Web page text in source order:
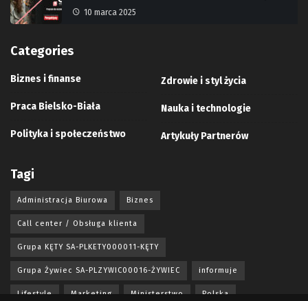
10 marca 2025
Categories
Biznes i finanse
Praca Bielsko-Biała
Polityka i społeczeństwo
Zdrowie i styl życia
Nauka i technologie
Artykuły Partnerów
Tagi
Administracja Biurowa Biznes
Call center / Obsługa klienta
Grupa KĘTY SA-PLKETY000011-KĘTY
Grupa Żywiec SA-PLZYWIC00016-ŻYWIEC informuje
Lifestyle Marketing Ministerstwo Polska